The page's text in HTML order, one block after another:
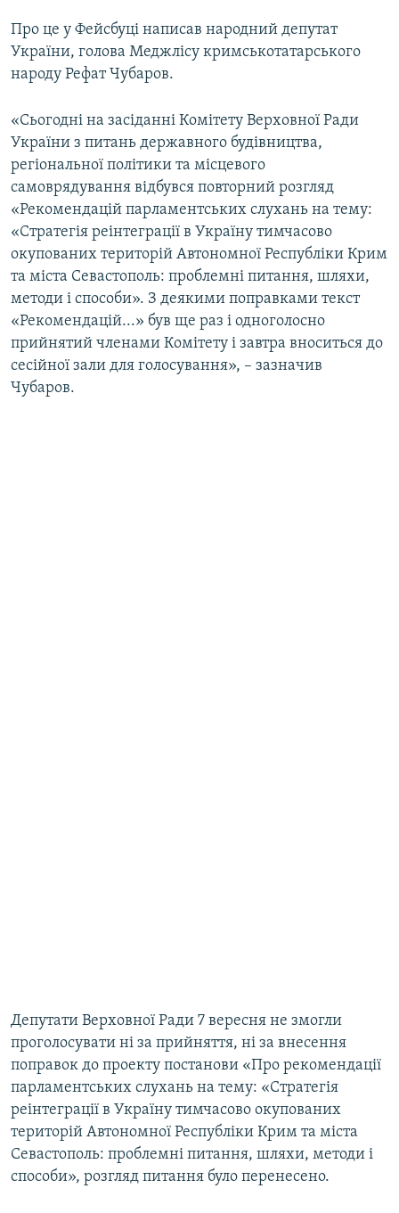
Усі сайти RFE/RL
Про це у Фейсбуці написав народний депутат
України, голова Меджлісу кримськотатарського
народу Рефат Чубаров.
«Сьогодні на засіданні Комітету Верховної Ради
України з питань державного будівництва,
регіональної політики та місцевого
самоврядування відбувся повторний розгляд
«Рекомендацій парламентських слухань на тему:
«Стратегія реінтеграції в Україну тимчасово
окупованих територій Автономної Республіки Крим
та міста Севастополь: проблемні питання, шляхи,
методи і способи». З деякими поправками текст
«Рекомендацій...» був ще раз і одноголосно
прийнятий членами Комітету і завтра вноситься до
сесійної зали для голосування», – зазначив
Чубаров.
Депутати Верховної Ради 7 вересня не змогли
проголосувати ні за прийняття, ні за внесення
поправок до проекту постанови «Про рекомендації
парламентських слухань на тему: «Стратегія
реінтеграції в Україну тимчасово окупованих
територій Автономної Республіки Крим та міста
Севастополь: проблемні питання, шляхи, методи і
способи», розгляд питання було перенесено.